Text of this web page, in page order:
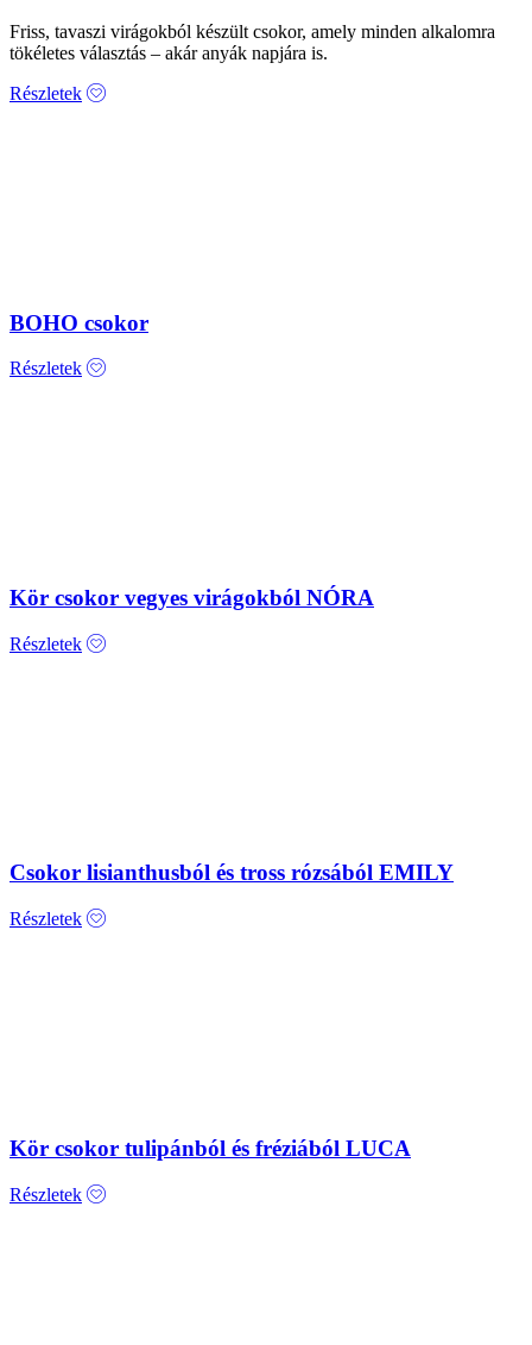
Friss, tavaszi virágokból készült csokor, amely minden alkalomra
tökéletes választás – akár anyák napjára is.
Részletek
BOHO csokor
Részletek
Kör csokor vegyes virágokból NÓRA
Részletek
Csokor lisianthusból és tross rózsából EMILY
Részletek
Kör csokor tulipánból és fréziából LUCA
Részletek